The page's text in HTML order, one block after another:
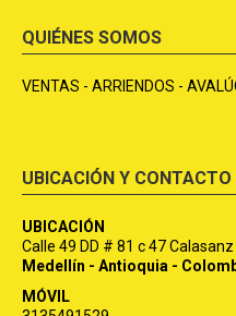
QUIÉNES SOMOS
VENTAS - ARRIENDOS -
UBICACIÓN Y CONTACTO
UBICACIÓN
Calle 49 DD # 81 c 47 Calasanz
Medellín - Antioquia -
MÓVIL